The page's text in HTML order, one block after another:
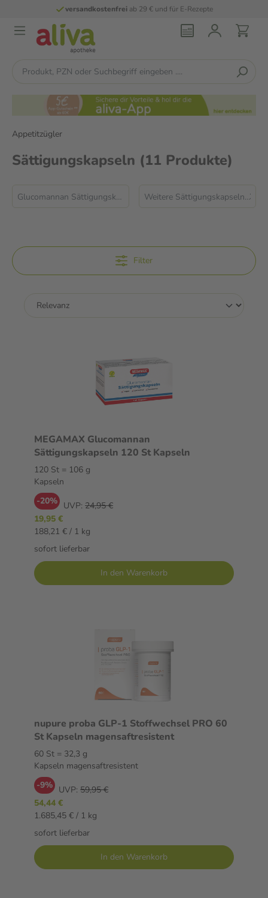
versandkostenfreiab 29 € und für E-Rezepte
Appetitzügler
Sättigungskapseln (11 Produkte)
Glucomannan Sättigungskapseln Weitere Sättigungskapseln
Filter
MEGAMAX Glucomannan
Sättigungskapseln 120 St Kapseln
120 St = 106 g
Kapseln
-20% UVP: 24,95 €
19,95 €
188,21 € / 1 kg
sofort lieferbar
In den Warenkorb
nupure proba GLP-1 Stoffwechsel PRO 60
St Kapseln magensaftresistent
60 St = 32,3 g
Kapseln magensaftresistent
-9% UVP: 59,95 €
54,44 €
1.685,45 € / 1 kg
sofort lieferbar
In den Warenkorb